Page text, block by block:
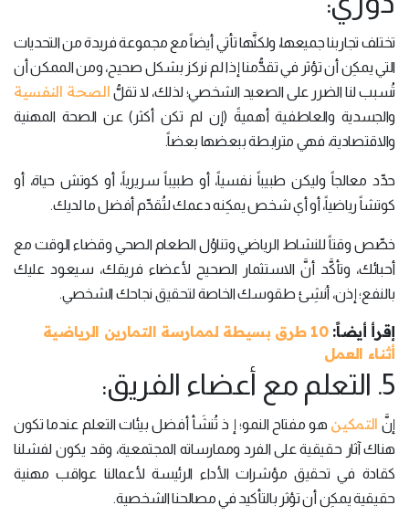
تختلف تجاربنا جميعها، ولكنَّها تأتي أيضاً مع مجموعة فريدة من التحديات
التي يمكِن أن تؤثر في تقدُّمنا إذا لم نركز بشكل صحيح، ومن الممكن أن
تُسبب لنا الضرر على الصعيد الشخصي؛ لذلك، لا تقلُّ الصحة النفسية
والجسدية والعاطفية أهميةً (إن لم تكن أكثر) عن الصحة المهنية
والاقتصادية، فهي مترابطة ببعضها بعضاً.
حدِّد معالجاً وليكن طبيباً نفسياً، أو طبيباً سريرياً، أو كوتش حياة، أو
كوتشاً رياضياً، أو أي شخص يمكِنه دعمك لتُقدِّم أفضل ما لديك.
خصِّص وقتاً للنشاط الرياضي وتناوُل الطعام الصحي وقضاء الوقت مع
أحبائك، وتأكَّد أنَّ الاستثمار الصحيح لأعضاء فريقك، سيعود عليك
بالنفع؛ إذن، أنشِئ طقوسك الخاصة لتحقيق نجاحك الشخصي.
إقرأ أيضاً:
10 طرق بسيطة لممارسة التمارين الرياضية
أثناء العمل
5. التعلم مع أعضاء الفريق:
إنَّ التمكين هو مفتاح النمو؛ إ ذ تُنشَأ أفضل بيئات التعلم عندما تكون
هناك آثار حقيقية على الفرد وممارساته المجتمعية، وقد يكون لفشلنا
كقادة في تحقيق مؤشرات الأداء الرئيسة لأعمالنا عواقب مهنية
حقيقية يمكِن أن تؤثر بالتأكيد في مصالحنا الشخصية.